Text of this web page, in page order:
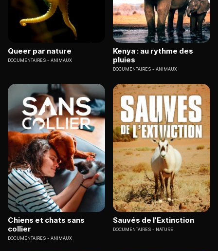
Queer par nature
DOCUMENTAIRES ANIMAUX
Kenya : au rythme des
pluies
DOCUMENTAIRES ANIMAUX
Chiens et chats sans
collier
DOCUMENTAIRES ANIMAUX
Sauvés de l'Extinction
DOCUMENTAIRES NATURE